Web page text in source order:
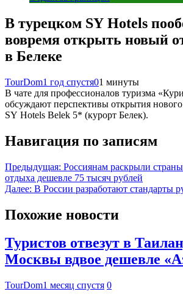
В турецком SY Hotels
вовремя открыть новый
в Белеке
TourDom1 год спустя01 минуты
В чате для профессионалов туризма
обсуждают перспективы открытия
SY Hotels Belek 5* (курорт Белек).
Навигация по записям
Предыдущая: Россиянам раскрыли
отдыха дешевле 75 тысяч рублей
Далее: В России разработают стандарты
Похожие новости
Туристов отвезут в
Москвы вдвое дешевле
TourDom1 месяц спустя 0